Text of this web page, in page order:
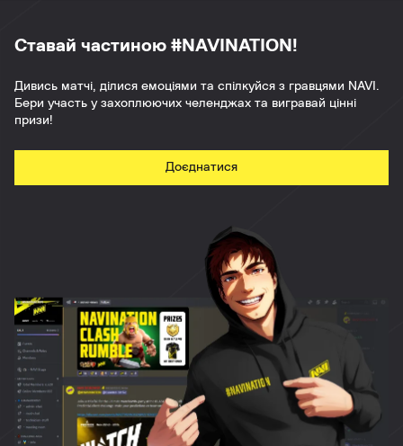
Ставай частиною #NAVINATION!
Дивись матчі, ділися емоціями та спілкуйся з гравцями NAVI.
Бери участь у захоплюючих челенджах та вигравай цінні
призи!
Доєднатися